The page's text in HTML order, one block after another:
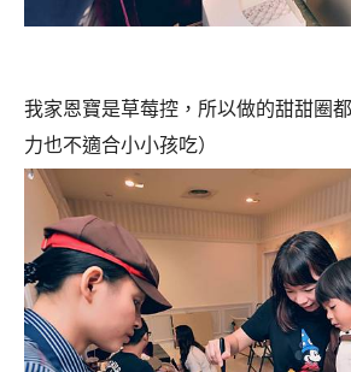
我家恩寶是草莓控，所以做的甜甜圈
力也不適合小小孩吃）